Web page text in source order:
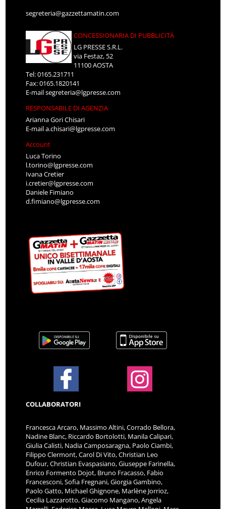
segreteria@gazzettamatin.com
CONCESSIONARIA DI PUBBLICITÀ
LG PRESSE S.R.L.
via Festaz, 52
11100 AOSTA
Tel: 0165.231711
Fax: 0165.1820141
E-mailsegreteria@lgpresse.com
RESPONSABILE DI AGENZIA
Arianna Gori Chisari
E-maila.chisari@lgpresse.com
Account
Luca Torino
l.torino@lgpresse.com
Ivana Cretier
i.cretier@lgpresse.com
Daniele Fimiano
d.fimiano@lgpresse.com
COLLABORATORI
Francesca Arcaro, Massimo Altini, Corrado Bellora,
Nadine Blanc, Riccardo Bortolotti, Manila Calipari,
Giulia Calisti, Nadia Camposaragna, Paolo Ciambi,
Filippo Clermont, Carol Di Vito, Christian Leo
Dufour, Christian Evaspasiano, Giuseppe Farinella,
Enrico Formento Dojot, Bruno Fracasso, Fabio
Francesconi, Sofia Fregnani, Giorgia Gambino,
Paolo Gatto, Michael Ghignone, Marlène Jorrioz,
Cecilia Lazzarotto, Giacomo Mangano, Angela